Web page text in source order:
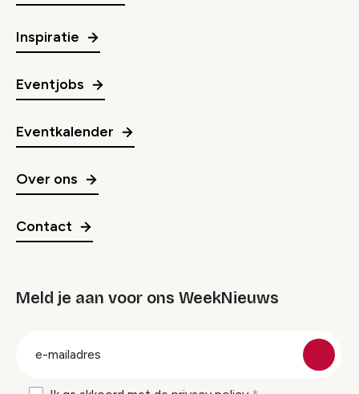
Inspiratie
Eventjobs
Eventkalender
Over ons
Contact
Meld je aan voor ons WeekNieuws